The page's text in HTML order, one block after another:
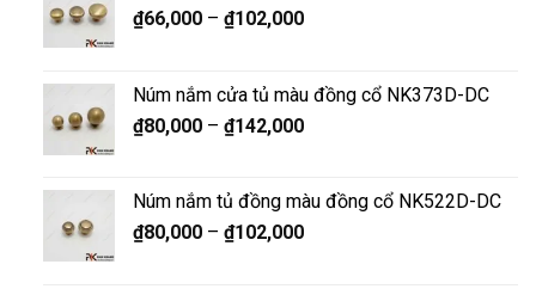
₫66,000– ₫102,000
Núm nắm cửa tủ màu đồng cổ NK373D-DC
₫80,000– ₫142,000
Núm nắm tủ đồng màu đồng cổ NK522D-DC
₫80,000– ₫102,000